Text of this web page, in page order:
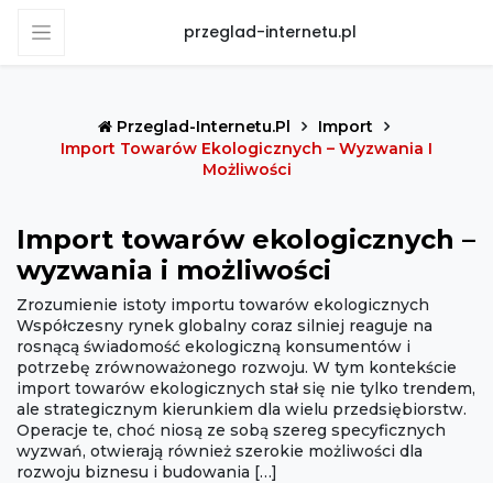
przeglad-internetu.pl
Przeglad-Internetu.pl
Import
Import Towarów Ekologicznych – Wyzwania I
Możliwości
Import towarów ekologicznych –
wyzwania i możliwości
Zrozumienie istoty importu towarów ekologicznych
Współczesny rynek globalny coraz silniej reaguje na
rosnącą świadomość ekologiczną konsumentów i
potrzebę zrównoważonego rozwoju. W tym kontekście
import towarów ekologicznych stał się nie tylko trendem,
ale strategicznym kierunkiem dla wielu przedsiębiorstw.
Operacje te, choć niosą ze sobą szereg specyficznych
wyzwań, otwierają również szerokie możliwości dla
rozwoju biznesu i budowania […]